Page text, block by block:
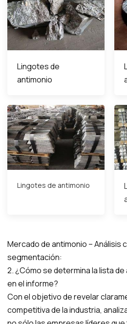
Lingotes de
antimonio
Lingotes de antimonio
Mercado de antimonio – Análisis
segmentación:
2. ¿Cómo se determina la lista
en el informe?
Con el objetivo de revelar
competitiva de la industria,